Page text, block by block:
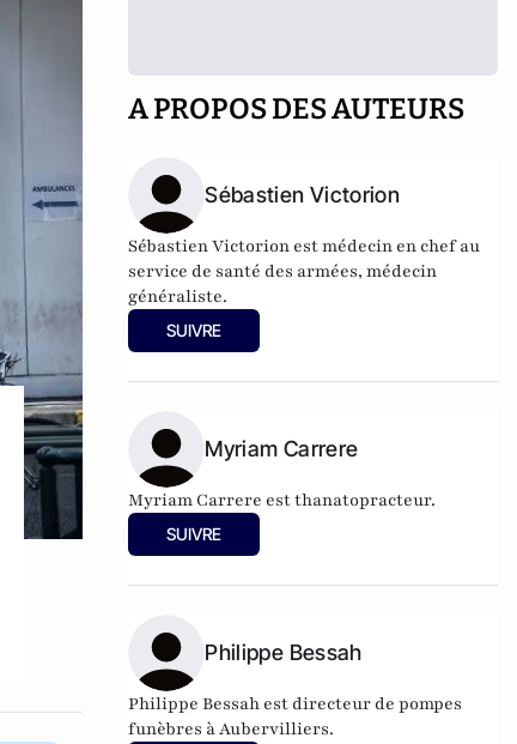
A PROPOS DES AUTEURS
Sébastien Victorion
Sébastien Victorion est médecin en chef au
service de santé des armées, médecin
généraliste.
SUIVRE
Myriam Carrere
Myriam Carrere est thanatopracteur.
SUIVRE
Philippe Bessah
Philippe Bessah est directeur de pompes
funèbres à Aubervilliers.